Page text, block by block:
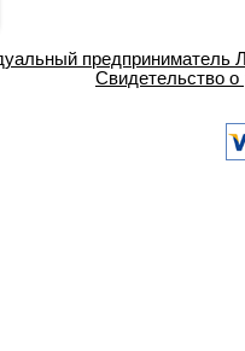
предприниматель
Свидетельство